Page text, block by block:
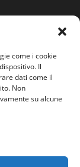
come i cookie
Il
dati come il
Non
su alcune